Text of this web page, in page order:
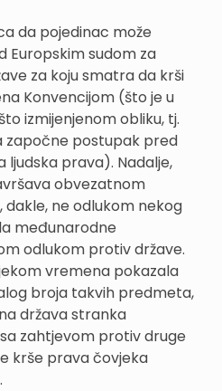
da pojedinac može
sudom za
za koju smatra da krši
Konvencijom (što je u
izmijenjenom obliku, tj.
započne postupak pred
ljudska prava). Nadalje,
obvezatnom
ne odlukom nekog
međunarodne
odlukom protiv države.
vremena pokazala
broja takvih predmeta,
država stranka
zahtjevom protiv druge
krše prava čovjeka